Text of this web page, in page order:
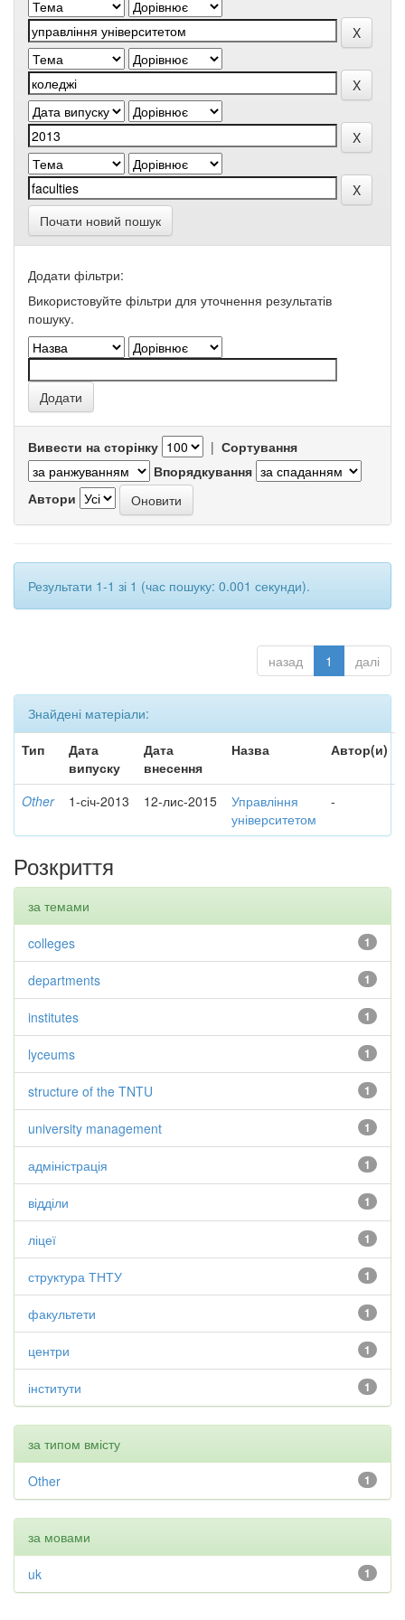
Почати новий пошук
Додати фільтри:
Використовуйте фільтри для уточнення результатів
пошуку.
Вивести на сторінку | Сортування
Впорядкування
Автори
Результати 1-1 зі 1 (час пошуку: 0.001 секунди).
назад 1 далі
Знайдені матеріали:
Тип
Дата
випуску
Дата
внесення
Назва Автор(и)
Other 1-січ-2013 12-лис-2015
Управління
університетом
-
Розкриття
за темами
1
colleges
1
departments
1
institutes
1
lyceums
1
structure of the TNTU
1
university management
1
адміністрація
1
відділи
1
ліцеї
1
структура ТНТУ
1
факультети
1
центри
1
інститути
за типом вмісту
1
Other
за мовами
1
uk